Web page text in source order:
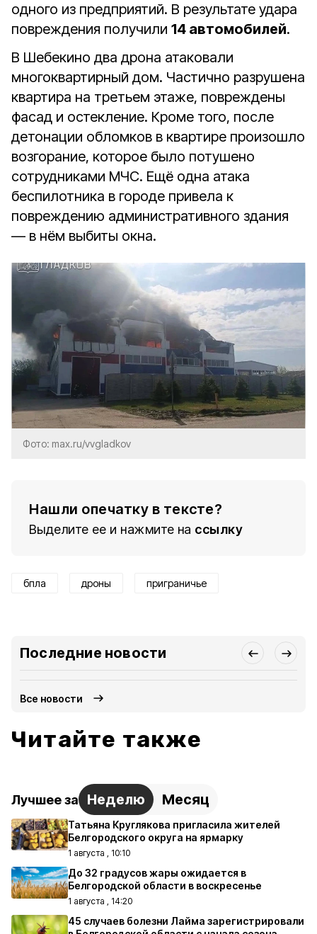
одного из предприятий. В результате удара
повреждения получили 14 автомобилей.
В Шебекино два дрона атаковали
многоквартирный дом. Частично разрушена
квартира на третьем этаже, повреждены
фасад и остекление. Кроме того, после
детонации обломков в квартире произошло
возгорание, которое было потушено
сотрудниками МЧС. Ещё одна атака
беспилотника в городе привела к
повреждению административного здания
— в нём выбиты окна.
Фото: max.ru/vvgladkov
Нашли опечатку в тексте?
Выделите ее и нажмите на ссылку
бпла дроны приграничье
Последние новости
Все новости
Читайте также
Лучшее за Неделю Месяц
Татьяна Круглякова пригласила жителей
Белгородского округа на ярмарку
1 августа , 10:10
До 32 градусов жары ожидается в
Белгородской области в воскресенье
1 августа , 14:20
45 случаев болезни Лайма зарегистрировали